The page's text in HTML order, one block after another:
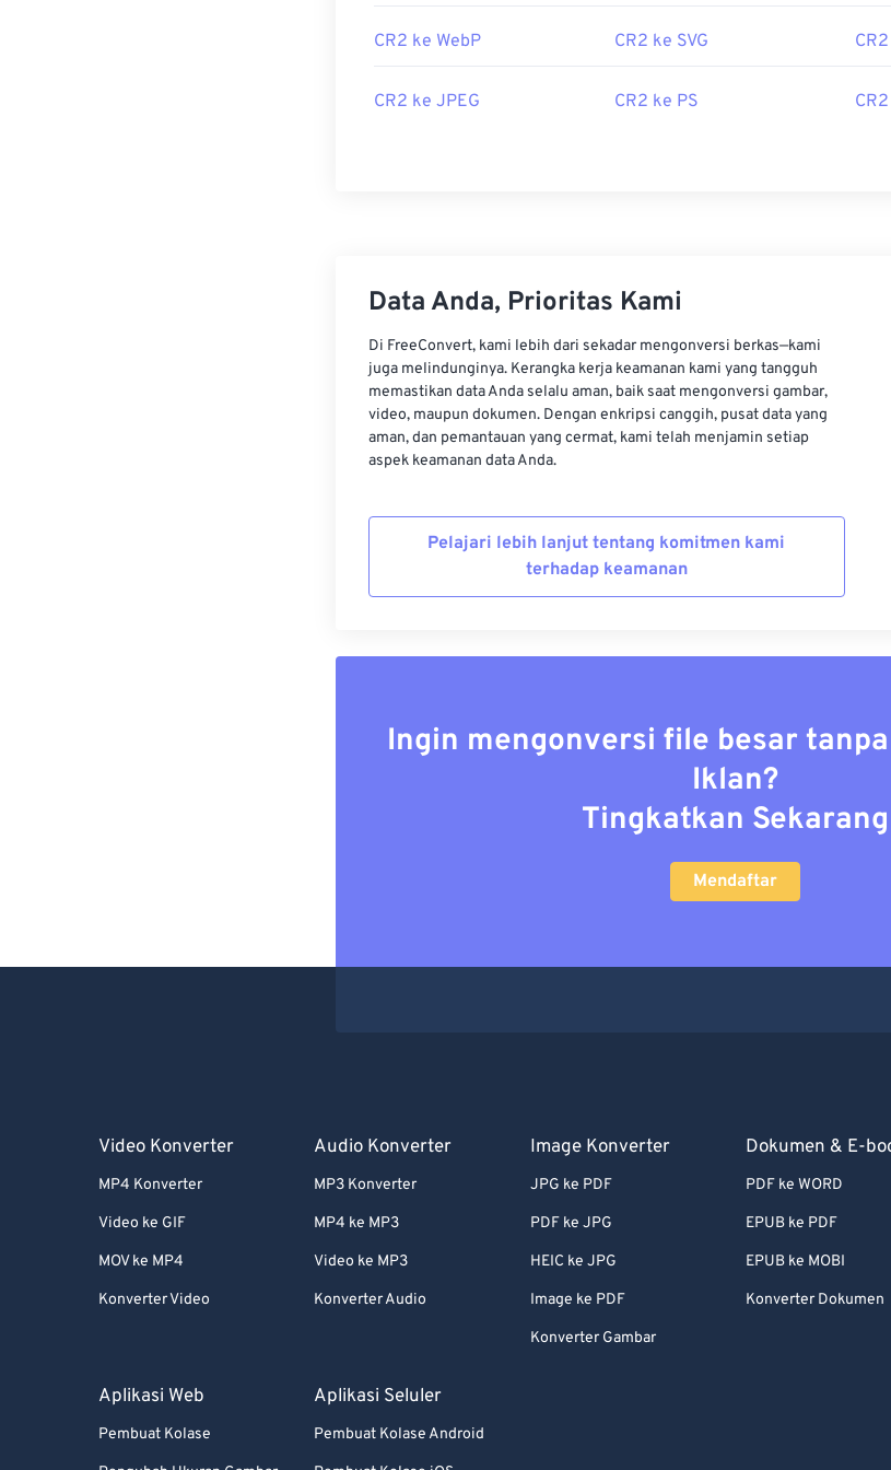
lanjutan, banyak pengguna mungkin lebih suka mengonversi
CR2
CR2 ke WebP CR2 ke SVG
CR2 ke JPEG CR2 ke PS
Data Anda, Prioritas Kami
Di FreeConvert, kami lebih dari sekadar mengonversi berkas—kami
juga melindunginya. Kerangka kerja keamanan kami yang tangguh
memastikan data Anda selalu aman, baik saat mengonversi gambar,
video, maupun dokumen. Dengan enkripsi canggih, pusat data yang
aman, dan pemantauan yang cermat, kami telah menjamin setiap
aspek keamanan data Anda.
Pelajari lebih lanjut tentang komitmen kami
terhadap keamanan
Ingin mengonversi file besar
Iklan?
Tingkatkan Sekarang
Mendaftar
Video Konverter
MP4 Konverter
Video ke GIF
MOV ke MP4
Konverter Video
Audio Konverter
MP3 Konverter
MP4 ke MP3
Video ke MP3
Konverter Audio
Image Konverter
JPG ke PDF
PDF ke JPG
HEIC ke JPG
Image ke PDF
Konverter Gambar
Dokumen & E-
PDF ke WORD
EPUB ke PDF
EPUB ke MOBI
Konverter Dokumen
Aplikasi Web
Pembuat Kolase
Aplikasi Seluler
Pembuat Kolase Android